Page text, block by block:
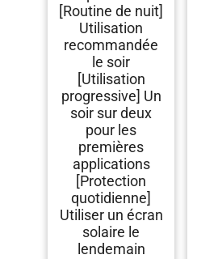
[Routine de nuit]
Utilisation
recommandée
le soir
[Utilisation
progressive] Un
soir sur deux
pour les
premières
applications
[Protection
quotidienne]
Utiliser un écran
solaire le
lendemain